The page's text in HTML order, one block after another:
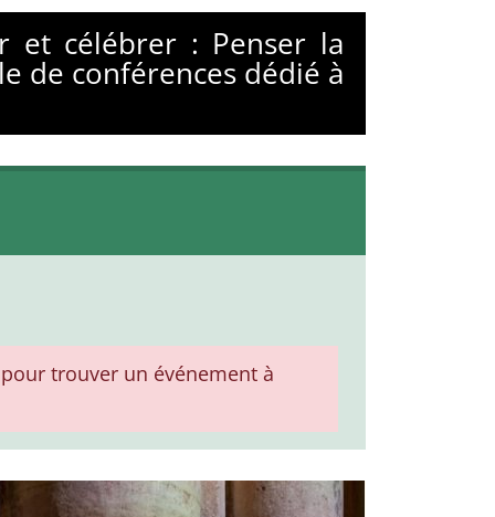
et célébrer : Penser la
de conférences dédié à
pour trouver un événement à